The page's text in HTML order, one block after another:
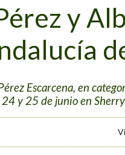
y
Escarcena, en
y 25 de junio en